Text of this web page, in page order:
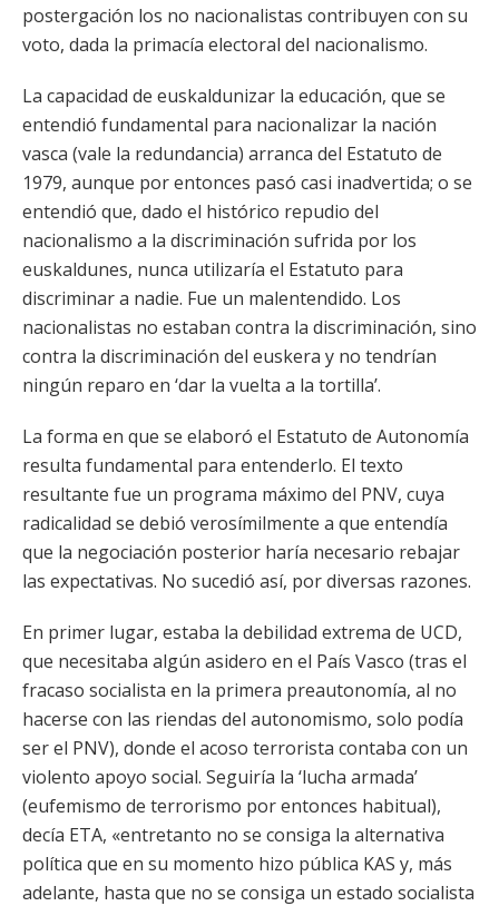
postergación los no nacionalistas contribuyen con su
voto, dada la primacía electoral del nacionalismo.
La capacidad de euskaldunizar la educación, que se
entendió fundamental para nacionalizar la nación
vasca (vale la redundancia) arranca del Estatuto de
1979, aunque por entonces pasó casi inadvertida; o se
entendió que, dado el histórico repudio del
nacionalismo a la discriminación sufrida por los
euskaldunes, nunca utilizaría el Estatuto para
discriminar a nadie. Fue un malentendido. Los
nacionalistas no estaban contra la discriminación, sino
contra la discriminación del euskera y no tendrían
ningún reparo en ‘dar la vuelta a la tortilla’.
La forma en que se elaboró el Estatuto de Autonomía
resulta fundamental para entenderlo. El texto
resultante fue un programa máximo del PNV, cuya
radicalidad se debió verosímilmente a que entendía
que la negociación posterior haría necesario rebajar
las expectativas. No sucedió así, por diversas razones.
En primer lugar, estaba la debilidad extrema de UCD,
que necesitaba algún asidero en el País Vasco (tras el
fracaso socialista en la primera preautonomía, al no
hacerse con las riendas del autonomismo, solo podía
ser el PNV), donde el acoso terrorista contaba con un
violento apoyo social. Seguiría la ‘lucha armada’
(eufemismo de terrorismo por entonces habitual),
decía ETA, «entretanto no se consiga la alternativa
política que en su momento hizo pública KAS y, más
adelante, hasta que no se consiga un estado socialista